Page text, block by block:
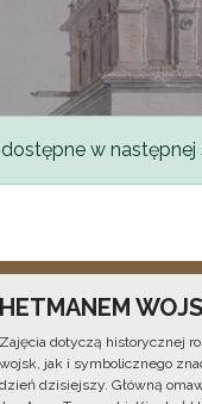
w następnej
HETMANEM
Zajęcia dotyczą historycznej
wojsk, jak i symbolicznego
dzień dzisiejszy. Główną